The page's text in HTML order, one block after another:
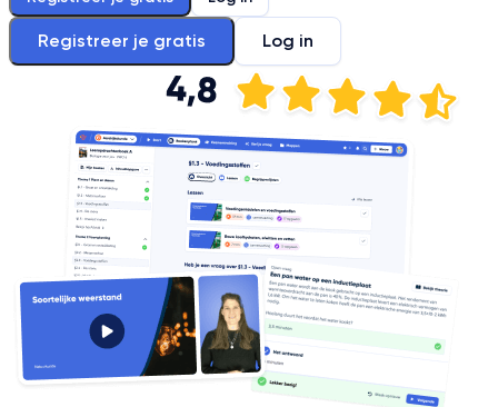
Registreer je gratis Log in